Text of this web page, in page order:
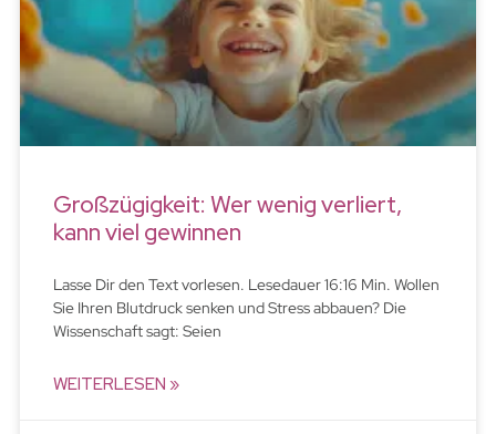
Großzügigkeit: Wer wenig verliert,
kann viel gewinnen
Lasse Dir den Text vorlesen. Lesedauer 16:16 Min. Wollen
Sie Ihren Blutdruck senken und Stress abbauen? Die
Wissenschaft sagt: Seien
WEITERLESEN »